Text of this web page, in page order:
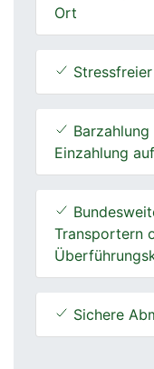
Ort
Einzahlung
Transportern
Sichere